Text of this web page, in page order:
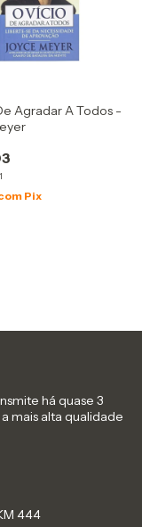
Agradar A Todos -
Pix
há quase 3
mais alta qualidade
444